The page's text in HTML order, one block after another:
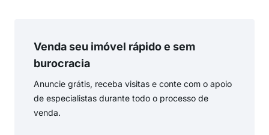
Venda seu imóvel rápido e sem
burocracia
Anuncie grátis, receba visitas e conte com o apoio
de especialistas durante todo o processo de
venda.